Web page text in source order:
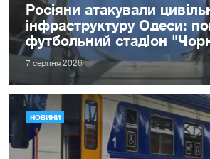
Росіяни атакували
інфраструктуру Одеси:
футбольний стадіон
7 серпня 2026
НОВИНИ